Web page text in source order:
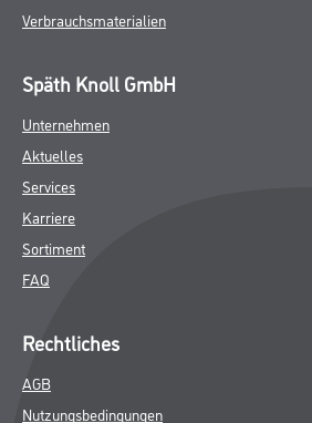
Verbrauchsmaterialien
Späth Knoll GmbH
Unternehmen
Aktuelles
Services
Karriere
Sortiment
FAQ
Rechtliches
AGB
Nutzungsbedingungen